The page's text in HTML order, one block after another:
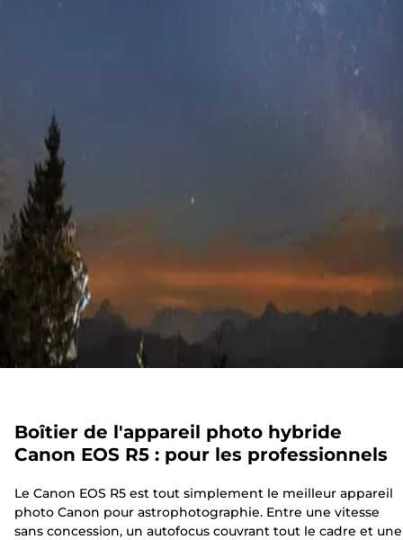
Boîtier de l'appareil photo hybride
Canon EOS R5 : pour les professionnels
Le Canon EOS R5 est tout simplement le meilleur appareil
photo Canon pour astrophotographie. Entre une vitesse
sans concession, un autofocus couvrant tout le cadre et une